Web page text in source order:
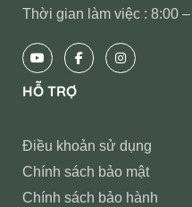
Thời gian làm việc : 8:00
HỖ TRỢ
Điều khoản sử dụng
Chính sách bảo mật
Chính sách bảo hành